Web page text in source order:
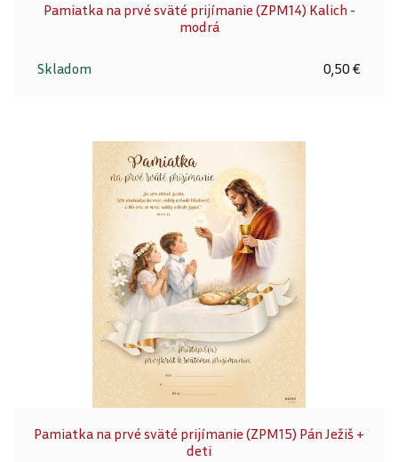
Pamiatka na prvé sväté prijímanie (ZPM14) Kalich -
modrá
Skladom 0,50 €
Pamiatka na prvé sväté prijímanie (ZPM15) Pán Ježiš +
deti